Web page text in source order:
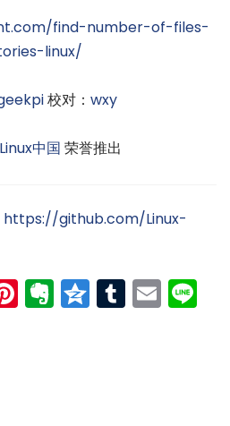
find-number-of-files-
linux/
校对： wxy
Linux中国 荣誉推出
https://github.com/Linux-
Pinterest
Evernote
Qzone
Tumblr